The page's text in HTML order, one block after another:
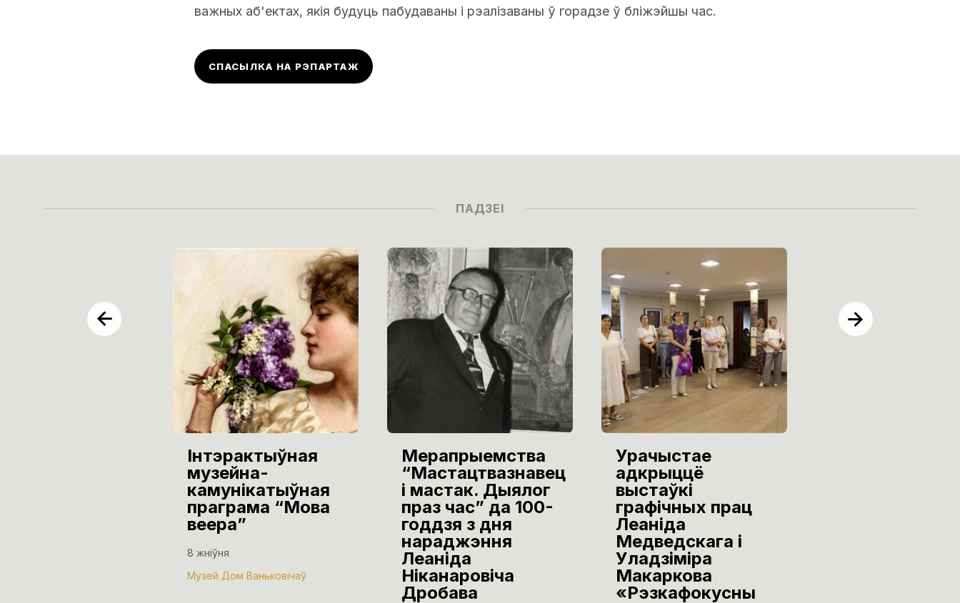
важных аб'ектах, якія будуць пабудаваны і рэалізаваны ў горадзе ў бліжэйшы час.
СПАСЫЛКА НА РЭПАРТАЖ
ПАДЗЕІ
Інтэрактыўная
музейна-
камунікатыўная
праграма “Мова
веера”
8 жніўня
Музей Дом Ваньковічаў
Мерапрыемства
“Мастацтвазнавец
і мастак. Дыялог
праз час” да 100-
годдзя з дня
нараджэння
Леаніда
Ніканаровіча
Дробава
Урачыстае
адкрыццё
выстаўкі
графічных прац
Леаніда
Медведскага і
Уладзіміра
Макаркова
«Рэзкафокусны